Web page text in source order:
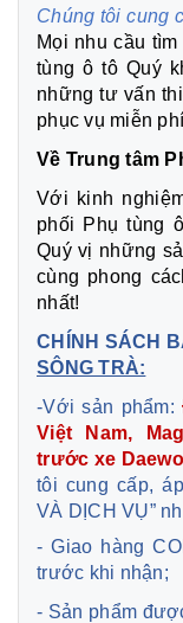
Chúng tôi cung
Mọi nhu cầu
tùng ô tô Quý
những tư vấn
phục vụ miễn
Về Trung tâm
Với kinh
phối Phụ tùng
Quý vị những
cùng phong
nhất!
CHÍNH SÁCH
SÔNG TRÀ:
-Với sản phẩm:
Việt Nam,
trước xe
tôi cung cấp,
VÀ DỊCH VỤ”
- Giao hàng
trước khi nhận;
- Sản phẩm